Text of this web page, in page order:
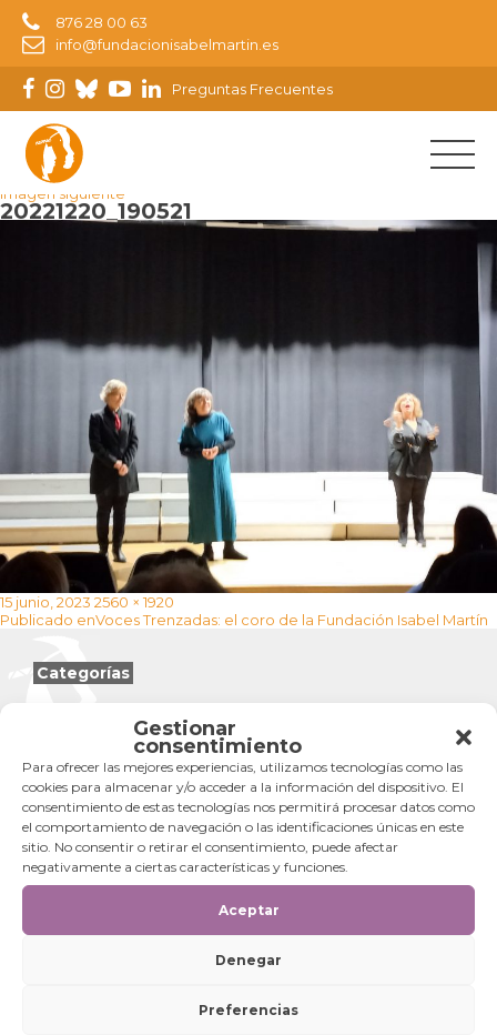
Gestionar
consentimiento
Para ofrecer las mejores experiencias, utilizamos tecnologías como las
cookies para almacenar y/o acceder a la información del dispositivo. El
consentimiento de estas tecnologías nos permitirá procesar datos como
el comportamiento de navegación o las identificaciones únicas en este
sitio. No consentir o retirar el consentimiento, puede afectar
negativamente a ciertas características y funciones.
Aceptar
Denegar
Preferencias
876 28 00 63
info@fundacionisabelmartin.es
Preguntas Frecuentes
Imagen anterior
Imagen siguiente
20221220_190521
Publicado
el
15 junio, 2023 Tamaño
completo
2560 × 1920
Navegación
Publicado enVoces Trenzadas: el coro de la Fundación Isabel Martín
Categorías